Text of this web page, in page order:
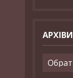
АРХІВИ
Архіви